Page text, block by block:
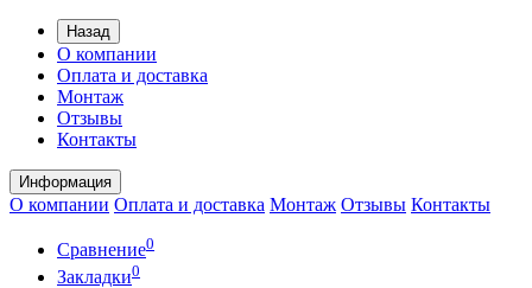
Назад
О компании
Оплата и доставка
Монтаж
Отзывы
Контакты
Информация
О компании Оплата и доставка Монтаж Отзывы Контакты
Сравнение0
Закладки0